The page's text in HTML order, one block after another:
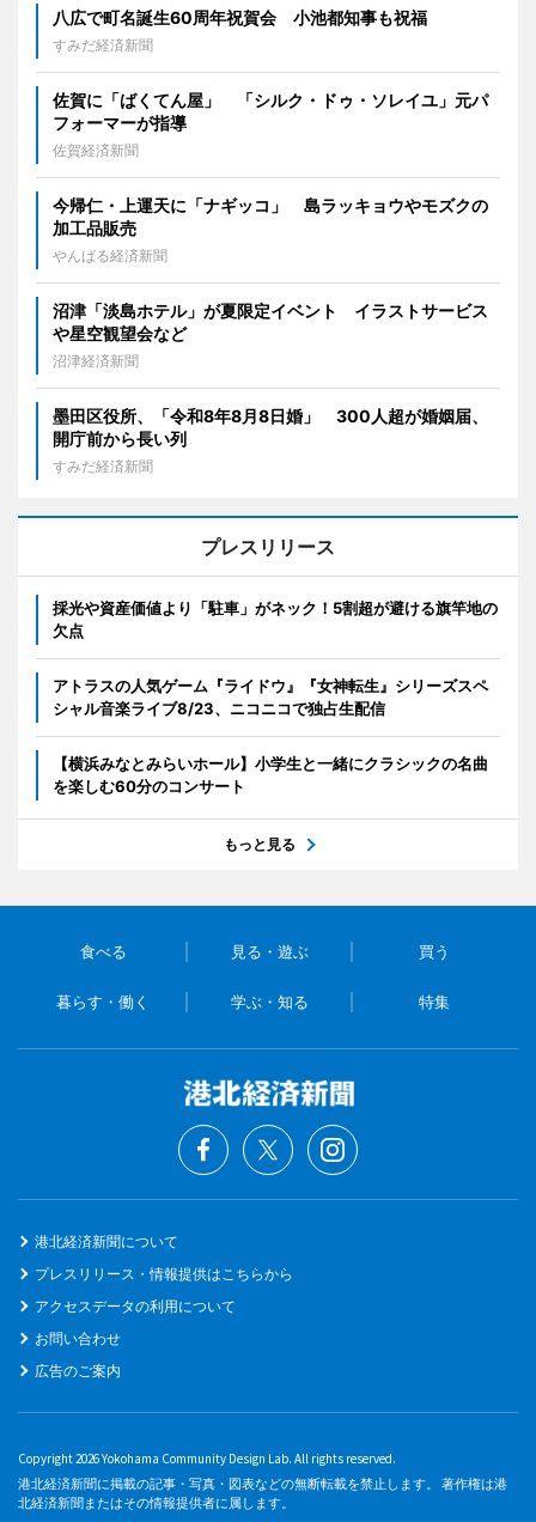
八広で町名誕生60周年祝賀会 小池都知事も祝福
すみだ経済新聞
佐賀に「ばくてん屋」 「シルク・ドゥ・ソレイユ」元パ
フォーマーが指導
佐賀経済新聞
今帰仁・上運天に「ナギッコ」 島ラッキョウやモズクの
加工品販売
やんばる経済新聞
沼津「淡島ホテル」が夏限定イベント イラストサービス
や星空観望会など
沼津経済新聞
墨田区役所、「令和8年8月8日婚」 300人超が婚姻届、
開庁前から長い列
すみだ経済新聞
プレスリリース
採光や資産価値より「駐車」がネック！5割超が避ける旗竿地の
欠点
アトラスの人気ゲーム『ライドウ』『女神転生』シリーズスペ
シャル音楽ライブ8/23、ニコニコで独占生配信
【横浜みなとみらいホール】小学生と一緒にクラシックの名曲
を楽しむ60分のコンサート
もっと見る
食べる 見る・遊ぶ 買う
暮らす・働く 学ぶ・知る 特集
港北経済新聞について
プレスリリース・情報提供はこちらから
アクセスデータの利用について
お問い合わせ
広告のご案内
Copyright 2026 Yokohama Community Design Lab. All rights reserved.
港北経済新聞に掲載の記事・写真・図表などの無断転載を禁止します。 著作権は港
北経済新聞またはその情報提供者に属します。